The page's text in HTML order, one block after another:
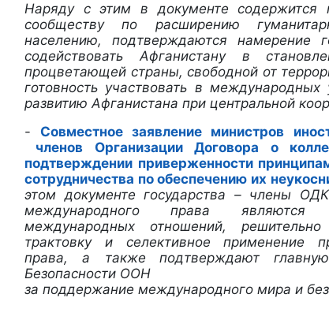
Наряду с этим в документе содержится
сообществу по расширению
населению, подтверждаются намерение
содействовать Афганистану в
процветающей страны, свободной от
готовность участвовать в
развитию Афганистана при центральной
-
Совместное заявление министров
членов Организации Договора о
подтверждении приверженности
сотрудничества по обеспечению их
этом документе государства – члены
международного права являются
международных отношений,
трактовку и селективное применение
права, а также
подтверждают
Безопасности ООН
за поддержание международного мира и